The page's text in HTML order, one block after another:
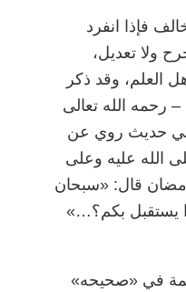
فإذا انفرد
ولا تعديل،
العلم، وقد ذكر
– رحمه الله تعالى
حديث روي عن
الله عليه وعلى
قال: «سبحان
يستقبل بكم؟…»
في «صحيحه»